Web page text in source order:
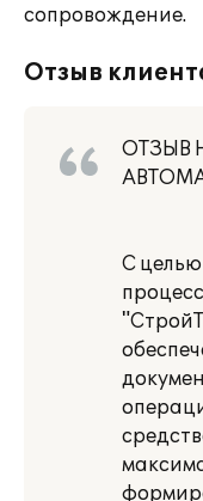
сопровождение.
Отзыв
ОТЗЫВ
С